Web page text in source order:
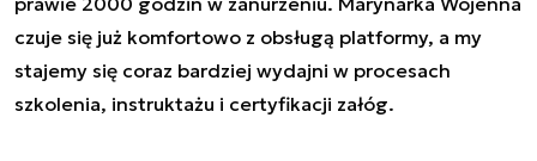
czuje się już komfortowo z obsługą platformy, a my
stajemy się coraz bardziej wydajni w procesach
szkolenia, instruktażu i certyfikacji załóg.